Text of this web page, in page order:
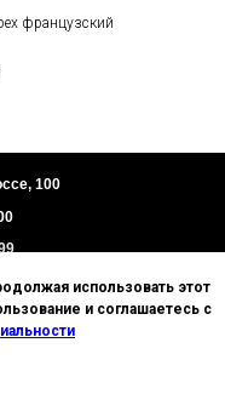
французский
использовать этот
и соглашаетесь с
100